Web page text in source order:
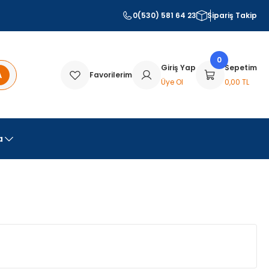
0(530) 581 64 23 Sipariş Takip
Favorilerim
Giriş Yap
Üye Ol
0
Sepetim
0,00 TL